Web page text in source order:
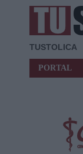
TUSTOLICA
PORTAL